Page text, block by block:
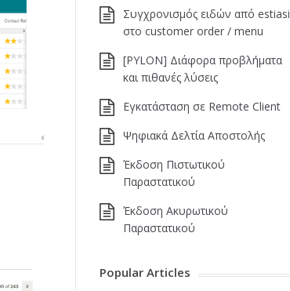
Συγχρονισμός ειδών από estiasi
στο customer order / menu
[PYLON] Διάφορα προβλήματα
και πιθανές λύσεις
Εγκατάσταση σε Remote Client
Ψηφιακά Δελτία Αποστολής
Έκδοση Πιστωτικού
Παραστατικού
Έκδοση Ακυρωτικού
Παραστατικού
Popular Articles